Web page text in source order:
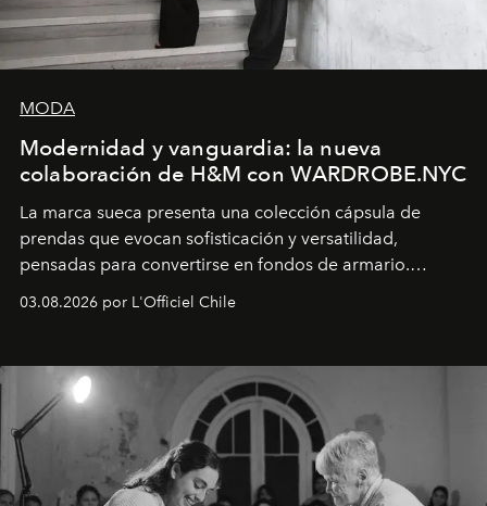
MODA
Modernidad y vanguardia: la nueva
colaboración de H&M con WARDROBE.NYC
La marca sueca presenta una colección cápsula de
prendas que evocan sofisticación y versatilidad,
pensadas para convertirse en fondos de armario.
03.08.2026 por L'Officiel Chile